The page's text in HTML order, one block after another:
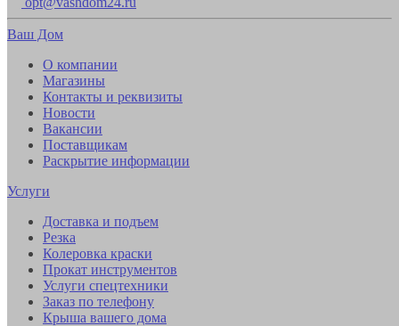
Ваш Дом
О компании
Магазины
Контакты и реквизиты
Новости
Вакансии
Поставщикам
Раскрытие информации
Услуги
Доставка и подъем
Резка
Колеровка краски
Прокат инструментов
Услуги спецтехники
Заказ по телефону
Крыша вашего дома